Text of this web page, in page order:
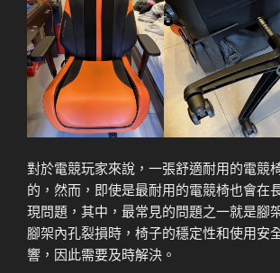
對於電競玩家來說，一張舒適耐用的電競
的，然而，即使是最耐用的電競椅也會在
現問題，其中，最常見的問題之一就是腳
腳架內孔裂損時，椅子的穩定性和使用安
響，因此需要及時解決。